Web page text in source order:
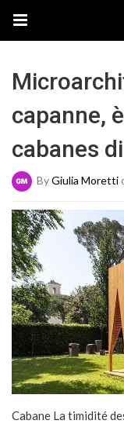
capanne,
cabanes
ByGiulia Moretti
Cabane La timidité